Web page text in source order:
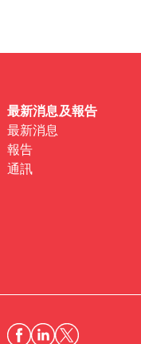
最新消息及報告
最新消息
報告
通訊